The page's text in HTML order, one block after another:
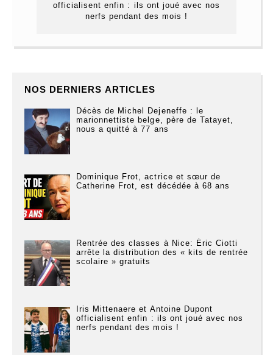
officialisent enfin : ils ont joué avec nos
nerfs pendant des mois !
NOS DERNIERS ARTICLES
Décès de Michel Dejeneffe : le
marionnettiste belge, père de Tatayet,
nous a quitté à 77 ans
Dominique Frot, actrice et sœur de
Catherine Frot, est décédée à 68 ans
Rentrée des classes à Nice: Éric Ciotti
arrête la distribution des « kits de rentrée
scolaire » gratuits
Iris Mittenaere et Antoine Dupont
officialisent enfin : ils ont joué avec nos
nerfs pendant des mois !